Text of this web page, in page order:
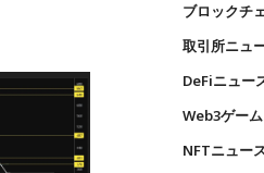
ブロックチ
取引所ニュ
DeFiニュー
Web3ゲー
NFTニュー